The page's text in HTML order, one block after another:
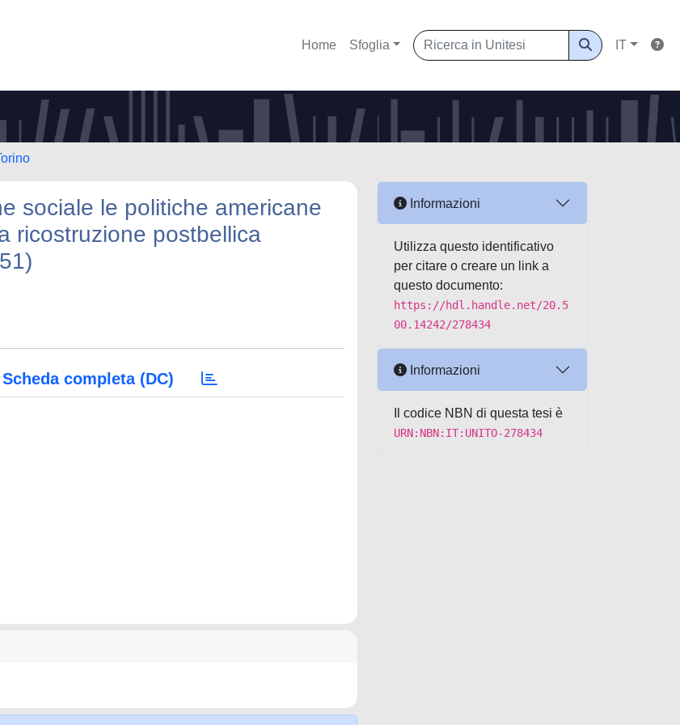
Home Sfoglia IT
sociale le politiche americane
ricostruzione postbellica
Scheda completa (DC)
Informazioni
Utilizza questo identificativo
per citare o creare un link a
questo documento:
https://hdl.handle.net/20.5
00.14242/278434
Informazioni
Il codice NBN di questa tesi è
URN:NBN:IT:UNITO-278434